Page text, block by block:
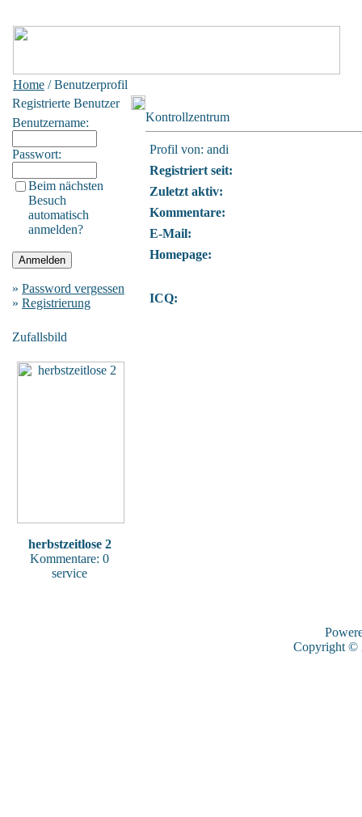
Home / Benutzerprofil
Registrierte Benutzer
Benutzername:
Passwort:
Beim nächsten
Besuch
automatisch
anmelden?
» Password vergessen
» Registrierung
Zufallsbild
herbstzeitlose 2
Kommentare: 0
service
Kontrollzentrum
Profil von: andi
Registriert seit:
Zuletzt aktiv:
Kommentare:
E-Mail:
Homepage:
ICQ:
Copyright ©